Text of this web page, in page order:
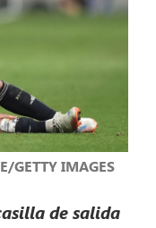
GETTY IMAGES
de salida